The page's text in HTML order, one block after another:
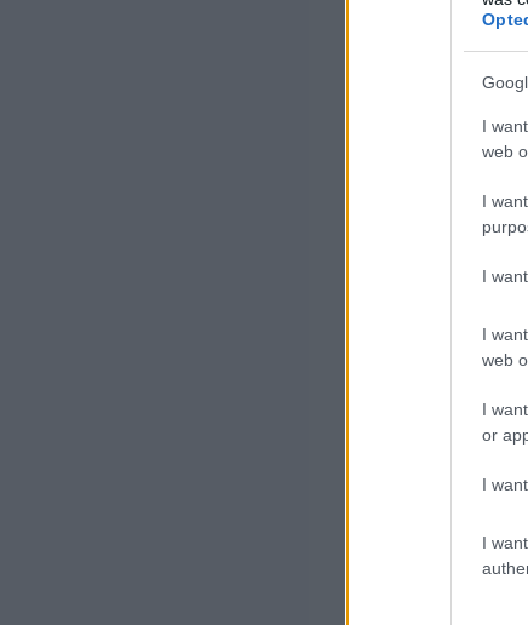
I
web
I
I
I
web
I
or
I
I
Hiú
Stefano
objektív
tisztesség
Mint
baloldali